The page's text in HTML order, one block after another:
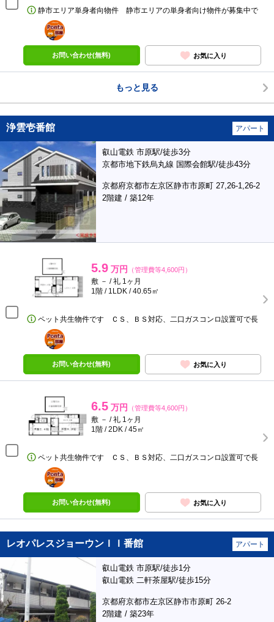
静市エリア単身者向物件 静市エリアの単身者向け物件が募集中で
ポンタ
部屋
お問い合わせ(無料) お気に入り
もっと見る
浄雲壱番館 アパート
叡山電鉄 市原駅/徒歩3分
京都市地下鉄烏丸線 国際会館駅/徒歩43分
京都府京都市左京区静市市原町 27,26-1,26-2
2階建 / 築12年
5.9 万円 （管理費等4,600円）
敷 － / 礼 1ヶ月
1階 / 1LDK / 40.65㎡
ペット共生物件です ＣＳ、ＢＳ対応、二口ガスコンロ設置可で長
ポンタ
部屋
お問い合わせ(無料) お気に入り
6.5 万円 （管理費等4,600円）
敷 － / 礼 1ヶ月
1階 / 2DK / 45㎡
ペット共生物件です ＣＳ、ＢＳ対応、二口ガスコンロ設置可で長
ポンタ
部屋
お問い合わせ(無料) お気に入り
レオパレスジョーウンＩＩ番館 アパート
叡山電鉄 市原駅/徒歩1分
叡山電鉄 二軒茶屋駅/徒歩15分
京都府京都市左京区静市市原町 26-2
2階建 / 築23年